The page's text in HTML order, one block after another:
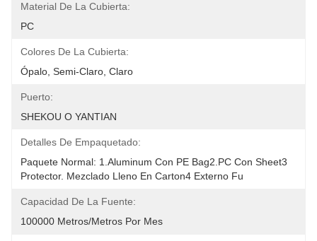
Material De La Cubierta:
PC
Colores De La Cubierta:
Ópalo, Semi-Claro, Claro
Puerto:
SHEKOU O YANTIAN
Detalles De Empaquetado:
Paquete Normal: 1.Aluminum Con PE Bag2.PC Con Sheet3
Protector. Mezclado Lleno En Carton4 Externo Fu
Capacidad De La Fuente:
100000 Metros/metros Por Mes